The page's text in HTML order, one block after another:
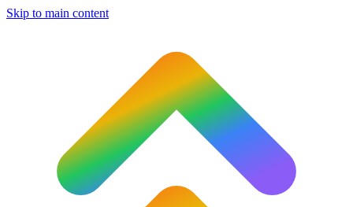
Skip to main content